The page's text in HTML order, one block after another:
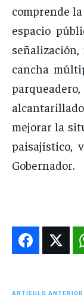
comprende
espacio
cancha
mejorar la
paisajístico,
Gobernador.
ARTÍCULO ANTERIOR